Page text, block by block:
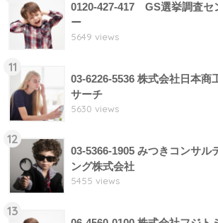
0120-427-417 GS選挙調査セ
ー
5649 views
11
03-6226-5536 株式会社日本商
サーチ
5630 views
12
03-5366-1905 みつきコンサル
ング株式会社
5455 views
13